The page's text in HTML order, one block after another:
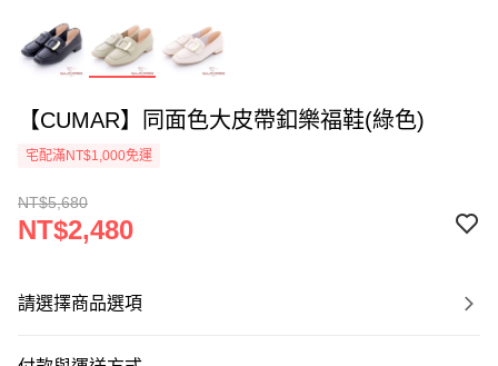
【CUMAR】同面色大皮帶釦樂福鞋(綠色)
宅配滿NT$1,000免運
NT$5,680
NT$2,480
請選擇商品選項